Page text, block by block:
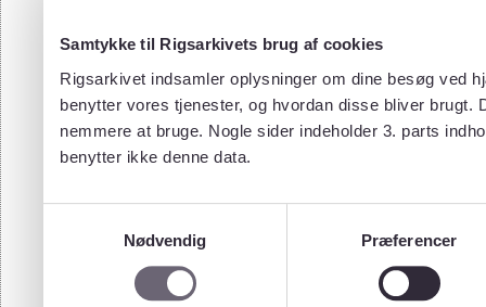
Samtykke til Rigsarkivets brug af cookies
Rigsarkivet indsamler oplysninger om dine besøg ved
benytter vores tjenester, og hvordan disse bliver
nemmere at bruge. Nogle sider indeholder 3. parts
benytter ikke denne data.
Nødvendig
Præferencer